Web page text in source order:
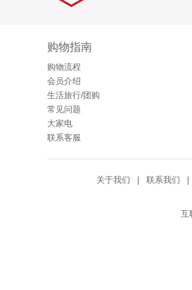
购物指南
购物流程
会员介绍
生活旅行/团购
常见问题
大家电
联系客服
关于我们 联系我们
互